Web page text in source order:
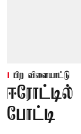
பிற விளையாட்டு
ஈரோட்டில்
போட்டி